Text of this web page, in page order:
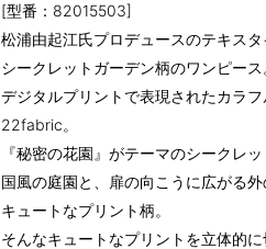
[型番：82015503]
松浦由起江氏プロデュースのテキス
シークレットガーデン柄のワンピース
デジタルプリントで表現されたカラ
22fabric。
『秘密の花園』がテーマのシークレ
国風の庭園と、扉の向こうに広がる
キュートなプリント柄。
そんなキュートなプリントを立体的